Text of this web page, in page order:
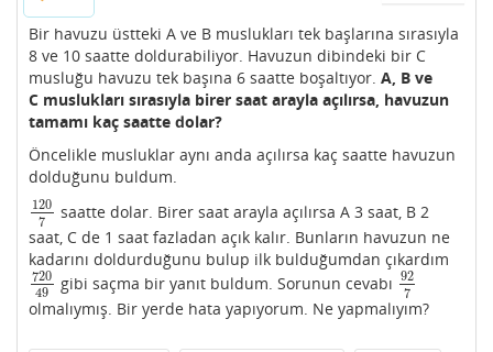
Bir havuzu üstteki A ve B muslukları tek başlarına sırasıyla
8 ve 10 saatte doldurabiliyor. Havuzun dibindeki bir C
musluğu havuzu tek başına 6 saatte boşaltıyor. A, B ve
C muslukları sırasıyla birer saat arayla açılırsa, havuzun
tamamı kaç saatte dolar?
Öncelikle musluklar aynı anda açılırsa kaç saatte havuzun
dolduğunu buldum.
120
7
120 7saatte dolar. Birer saat arayla açılırsa A 3 saat, B 2
saat, C de 1 saat fazladan açık kalır. Bunların havuzun ne
kadarını doldurduğunu bulup ilk bulduğumdan çıkardım
720
49
720 49
gibi saçma bir yanıt buldum. Sorunun cevabı 92
7
92
olmalıymış. Bir yerde hata yapıyorum. Ne yapmalıyım?